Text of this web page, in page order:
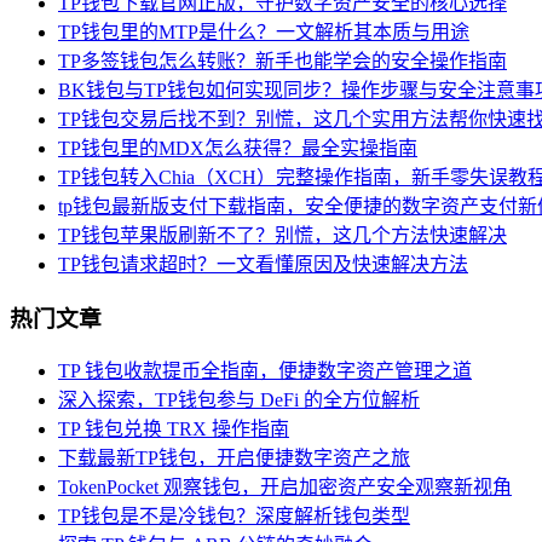
TP钱包里的MTP是什么？一文解析其本质与用途
TP多签钱包怎么转账？新手也能学会的安全操作指南
BK钱包与TP钱包如何实现同步？操作步骤与安全注意事
TP钱包交易后找不到？别慌，这几个实用方法帮你快速
TP钱包里的MDX怎么获得？最全实操指南
TP钱包转入Chia（XCH）完整操作指南，新手零失误教
tp钱包最新版支付下载指南，安全便捷的数字资产支付新
TP钱包苹果版刷新不了？别慌，这几个方法快速解决
TP钱包请求超时？一文看懂原因及快速解决方法
热门文章
TP 钱包收款提币全指南，便捷数字资产管理之道
深入探索，TP钱包参与 DeFi 的全方位解析
TP 钱包兑换 TRX 操作指南
下载最新TP钱包，开启便捷数字资产之旅
TokenPocket 观察钱包，开启加密资产安全观察新视角
TP钱包是不是冷钱包？深度解析钱包类型